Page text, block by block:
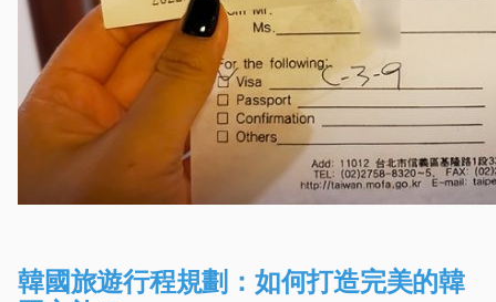
韓國旅遊行程規劃：如何打造完美的韓